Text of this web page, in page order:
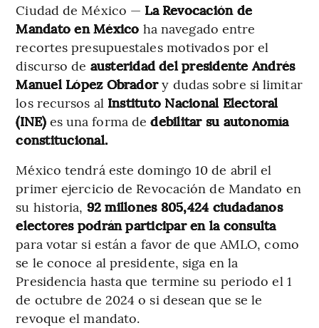
Ciudad de México — La Revocación de
Mandato en México ha navegado entre
recortes presupuestales motivados por el
discurso de austeridad del presidente Andrés
Manuel López Obradory dudas sobre si limitar
los recursos al Instituto Nacional Electoral
(INE)es una forma de debilitar su autonomía
constitucional.
México tendrá este domingo 10 de abril el
primer ejercicio de Revocación de Mandato en
su historia, 92 millones 805,424 ciudadanos
electores podrán participar en la consulta
para votar si están a favor de que AMLO, como
se le conoce al presidente, siga en la
Presidencia hasta que termine su periodo el 1
de octubre de 2024 o si desean que se le
revoque el mandato.